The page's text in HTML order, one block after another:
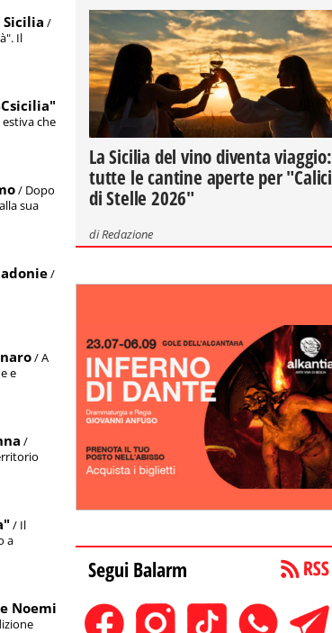
/
Il
che
/ Dopo
sua
/
/ A
e
/
/ Il
a
Noemi
La Sicilia del vino diventa viaggio:
tutte le cantine aperte per "Calici
di Stelle 2026"
diRedazione
Segui Balarm